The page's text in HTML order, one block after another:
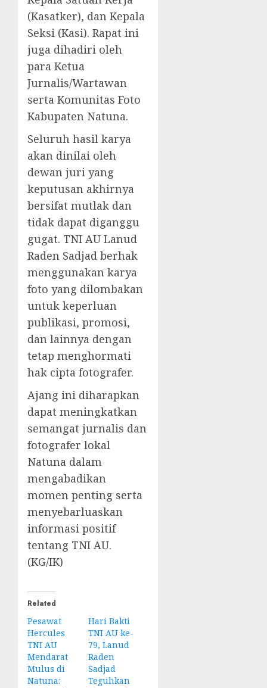
(Kasatker), dan Kepala
Seksi (Kasi). Rapat ini
juga dihadiri oleh
para Ketua
Jurnalis/Wartawan
serta Komunitas Foto
Kabupaten Natuna.
Seluruh hasil karya
akan dinilai oleh
dewan juri yang
keputusan akhirnya
bersifat mutlak dan
tidak dapat diganggu
gugat. TNI AU Lanud
Raden Sadjad berhak
menggunakan karya
foto yang dilombakan
untuk keperluan
publikasi, promosi,
dan lainnya dengan
tetap menghormati
hak cipta fotografer.
Ajang ini diharapkan
dapat meningkatkan
semangat jurnalis dan
fotografer lokal
Natuna dalam
mengabadikan
momen penting serta
menyebarluaskan
informasi positif
tentang TNI AU.
(KG/IK)
Related
Pesawat
Hercules
TNI AU
Mendarat
Mulus di
Natuna:
Hari Bakti
TNI AU ke-
79, Lanud
Raden
Sadjad
Teguhkan